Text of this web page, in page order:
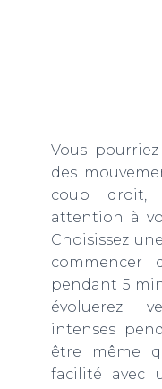
Vous
des
coup droit,
attention à
Choisissez
commencer :
pendant 5
évoluerez
intenses
être même
facilité avec